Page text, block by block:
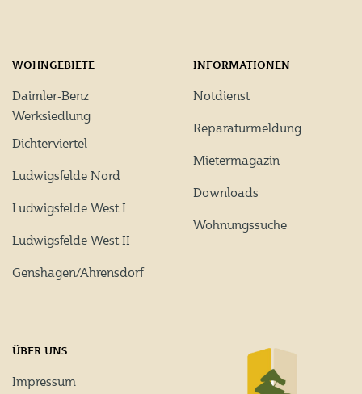
WOHNGEBIETE
Daimler-Benz
Werksiedlung
Dichterviertel
Ludwigsfelde Nord
Ludwigsfelde West I
Ludwigsfelde West II
Genshagen/Ahrensdorf
INFORMATIONEN
Notdienst
Reparaturmeldung
Mietermagazin
Downloads
Wohnungssuche
ÜBER UNS
Impressum